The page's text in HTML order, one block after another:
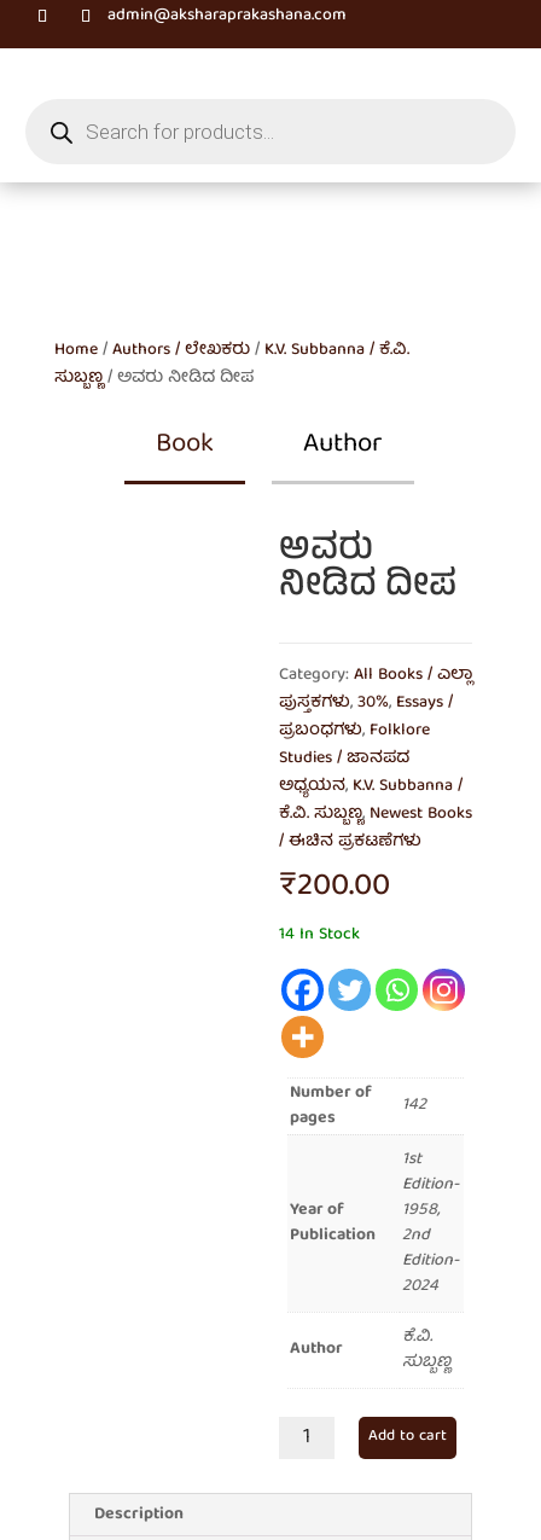
admin@aksharaprakashana.com
search
Home/Authors / ಲೇಖಕರು/ K.V. Subbanna / ಕೆ.ವಿ.
ಸುಬ್ಬಣ್ಣ/ ಅವರು ನೀಡಿದ ದೀಪ
Book Author
ಅವರು
ನೀಡಿದ ದೀಪ
Category:All Books / ಎಲ್ಲಾ
ಪುಸ್ತಕಗಳು,30%, Essays /
ಪ್ರಬಂಧಗಳು, Folklore
Studies / ಜಾನಪದ
ಅಧ್ಯಯನ, K.V. Subbanna /
ಕೆ.ವಿ. ಸುಬ್ಬಣ್ಣ, Newest Books
/ ಈಚಿನ ಪ್ರಕಟಣೆಗಳು
₹200.00
14 In Stock
Number of
pages
142
Year of
Publication
1st
Edition-
1958,
2nd
Edition-
2024
Author
ಕೆ.ವಿ.
ಸುಬ್ಬಣ್ಣ
ಅವರು
Add to cart
Description